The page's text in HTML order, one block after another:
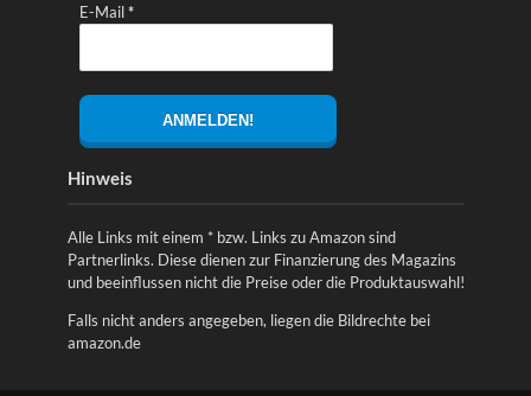
E-Mail*
Hinweis
Alle Links mit einem * bzw. Links zu Amazon sind
Partnerlinks. Diese dienen zur Finanzierung des Magazins
und beeinflussen nicht die Preise oder die Produktauswahl!
Falls nicht anders angegeben, liegen die Bildrechte bei
amazon.de